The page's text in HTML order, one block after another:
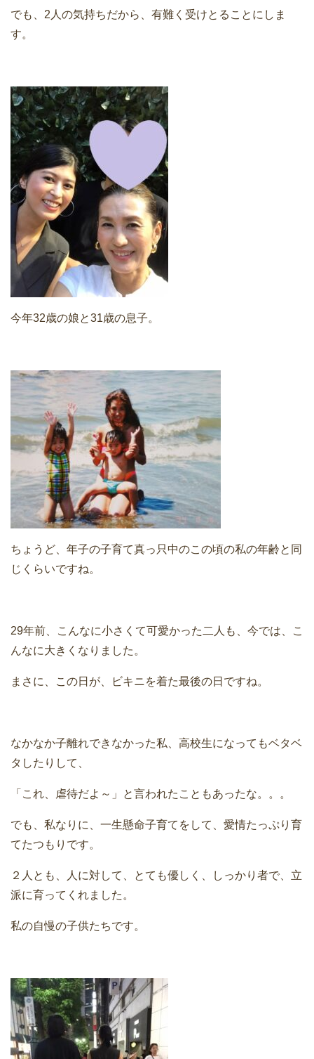
でも、2人の気持ちだから、有難く受けとることにしま
す。
今年32歳の娘と31歳の息子。
ちょうど、年子の子育て真っ只中のこの頃の私の年齢と同
じくらいですね。
29年前、こんなに小さくて可愛かった二人も、今では、こ
んなに大きくなりました。
まさに、この日が、ビキニを着た最後の日ですね。
なかなか子離れできなかった私、高校生になってもベタベ
タしたりして、
「これ、虐待だよ～」と言われたこともあったな。。。
でも、私なりに、一生懸命子育てをして、愛情たっぷり育
てたつもりです。
２人とも、人に対して、とても優しく、しっかり者で、立
派に育ってくれました。
私の自慢の子供たちです。